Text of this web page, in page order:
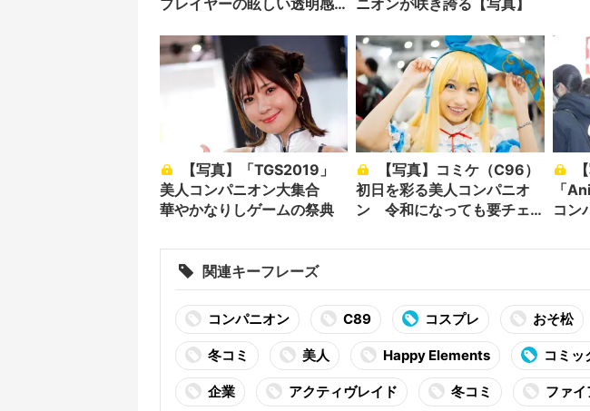
プレイヤーの眩しい透明感
ニオンが咲き誇る【写真】
美人コンパニオン大集合
華やかなりしゲームの祭典
初日を彩る美人コンパニオ
ン 令和になっても要チェ
「
コン
関連キーフレーズ
コンパニオン C89 コスプレ おそ松
冬コミ 美人 Happy Elements コミッ
企業 アクティヴレイド 冬コミ ファ